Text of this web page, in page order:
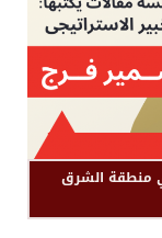
منطقة الشرق